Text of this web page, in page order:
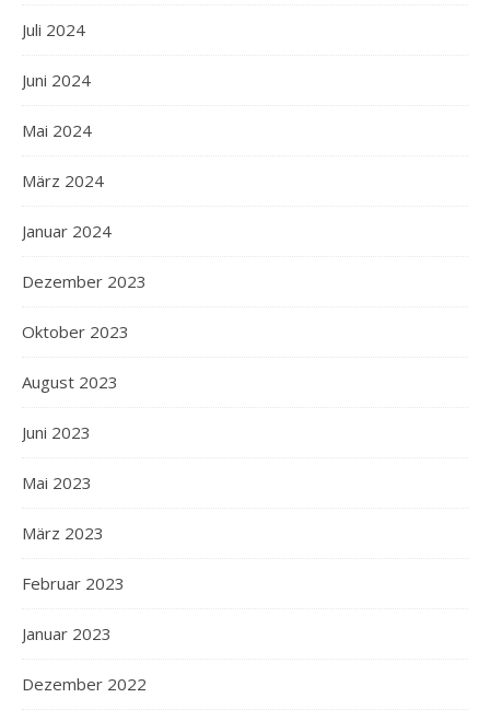
Juli 2024
Juni 2024
Mai 2024
März 2024
Januar 2024
Dezember 2023
Oktober 2023
August 2023
Juni 2023
Mai 2023
März 2023
Februar 2023
Januar 2023
Dezember 2022